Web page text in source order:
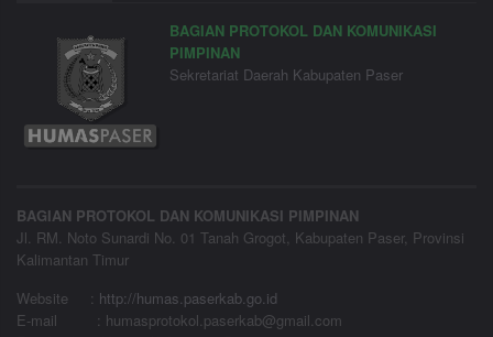
BAGIAN PROTOKOL DAN KOMUNIKASI
PIMPINAN
Sekretariat Daerah Kabupaten Paser
BAGIAN PROTOKOL DAN KOMUNIKASI PIMPINAN
Jl. RM. Noto Sunardi No. 01 Tanah Grogot, Kabupaten Paser, Provinsi
Kalimantan Timur
Website
: http://humas.paserkab.go.id
E-mail : humasprotokol.paserkab@gmail.com